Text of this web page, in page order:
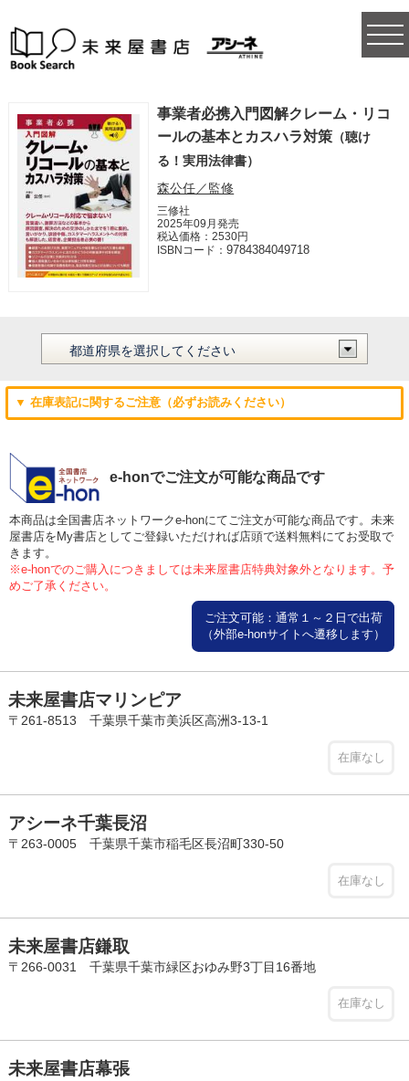
事業者必携入門図解クレーム・リコ
ールの基本とカスハラ対策 （聴け
る！実用法律書）
森公任／監修
三修社
2025年09月発売
税込価格：2530円
ISBNコード：9784384049718
▼ 在庫表記に関するご注意（必ずお読みください）
e-honでご注文が可能な商品です
本商品は全国書店ネットワークe-honにてご注文が可能な商品です。未来
屋書店をMy書店としてご登録いただければ店頭で送料無料にてお受取で
きます。
※e-honでのご購入につきましては未来屋書店特典対象外となります。予
めご了承ください。
ご注文可能：通常１～２日で出荷
（外部e-honサイトへ遷移します）
未来屋書店マリンピア
〒261-8513 千葉県千葉市美浜区高洲3-13-1
在庫なし
アシーネ千葉長沼
〒263-0005 千葉県千葉市稲毛区長沼町330-50
在庫なし
未来屋書店鎌取
〒266-0031 千葉県千葉市緑区おゆみ野3丁目16番地
在庫なし
未来屋書店幕張